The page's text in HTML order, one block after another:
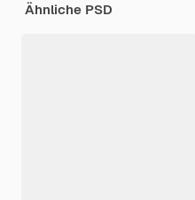
Ähnliche PSD